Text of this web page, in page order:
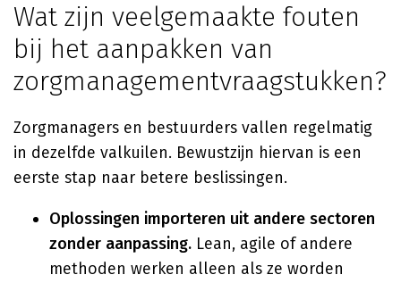
Wat zijn veelgemaakte fouten
bij het aanpakken van
zorgmanagementvraagstukken?
Zorgmanagers en bestuurders vallen regelmatig
in dezelfde valkuilen. Bewustzijn hiervan is een
eerste stap naar betere beslissingen.
Oplossingen importeren uit andere sectoren
zonder aanpassing. Lean, agile of andere
methoden werken alleen als ze worden